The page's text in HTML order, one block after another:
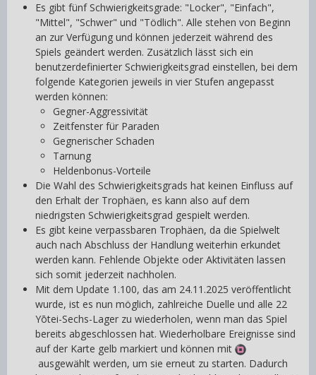
Es gibt fünf Schwierigkeitsgrade: "Locker", "Einfach",
"Mittel", "Schwer" und "Tödlich". Alle stehen von Beginn
an zur Verfügung und können jederzeit während des
Spiels geändert werden. Zusätzlich lässt sich ein
benutzerdefinierter Schwierigkeitsgrad einstellen, bei dem
folgende Kategorien jeweils in vier Stufen angepasst
werden können:
Gegner-Aggressivität
Zeitfenster für Paraden
Gegnerischer Schaden
Tarnung
Heldenbonus-Vorteile
Die Wahl des Schwierigkeitsgrads hat keinen Einfluss auf
den Erhalt der Trophäen, es kann also auf dem
niedrigsten Schwierigkeitsgrad gespielt werden.
Es gibt keine verpassbaren Trophäen, da die Spielwelt
auch nach Abschluss der Handlung weiterhin erkundet
werden kann. Fehlende Objekte oder Aktivitäten lassen
sich somit jederzeit nachholen.
Mit dem Update 1.100, das am 24.11.2025 veröffentlicht
wurde, ist es nun möglich, zahlreiche Duelle und alle 22
Yōtei-Sechs-Lager zu wiederholen, wenn man das Spiel
bereits abgeschlossen hat. Wiederholbare Ereignisse sind
auf der Karte gelb markiert und können mit
ausgewählt werden, um sie erneut zu starten. Dadurch